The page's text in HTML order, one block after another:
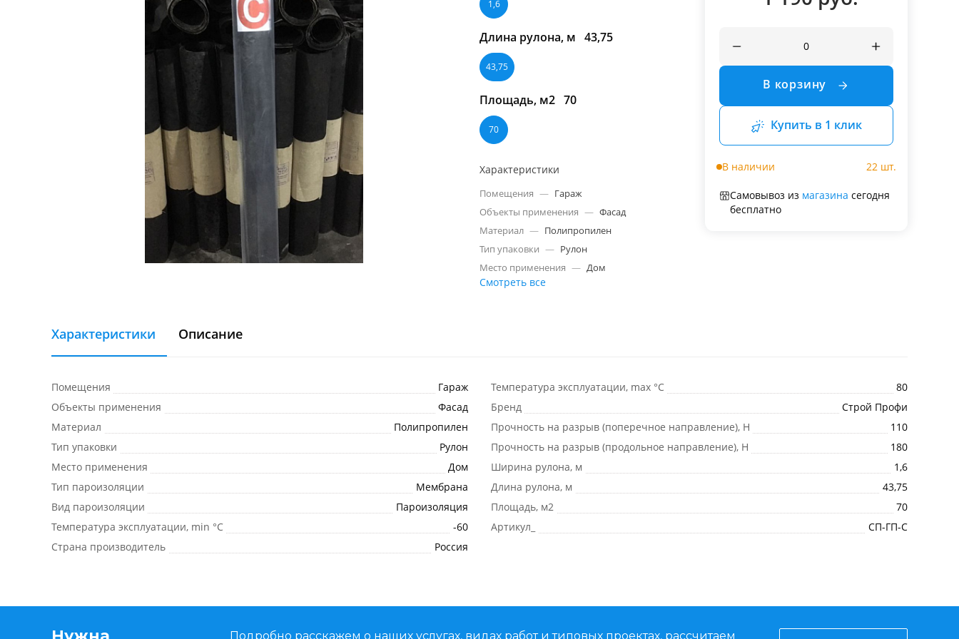
1,6
Длина рулона, м 43,75
43,75
Площадь, м2 70
70
Характеристики
Помещения — Гараж
Объекты применения — Фасад
Материал — Полипропилен
Тип упаковки — Рулон
Место применения — Дом
Смотреть все
В корзину
Купить в 1 клик
В наличии 22 шт.
Самовывоз из магазина сегодня
бесплатно
Характеристики Описание
Помещения
Гараж
Объекты применения
Фасад
Материал
Полипропилен
Тип упаковки
Рулон
Место применения
Дом
Тип пароизоляции
Мембрана
Вид пароизоляции
Пароизоляция
Температура эксплуатации, min °С
-60
Страна производитель
Россия
Температура эксплуатации, max °С
80
Бренд
Строй Профи
Прочность на разрыв (поперечное направление), Н
110
Прочность на разрыв (продольное направление), Н
180
Ширина рулона, м
1,6
Длина рулона, м
43,75
Площадь, м2
70
Артикул_
СП-ГП-C
Подробно расскажем о наших услугах, видах работ и типовых проектах, рассчитаем